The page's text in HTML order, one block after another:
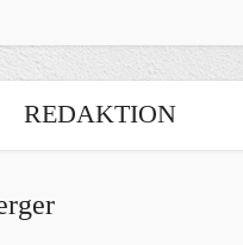
REDAKTION